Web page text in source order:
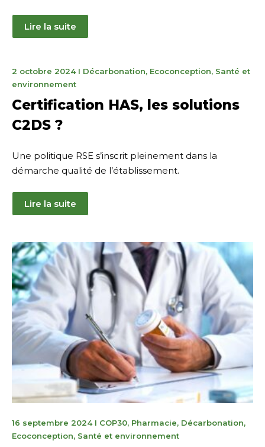
Lire la suite
2 octobre 202411
juin
2025
I Décarbonation, Ecoconception, Santé et
environnement
Certification HAS, les solutions
C2DS ?
Une politique RSE s’inscrit pleinement dans la
démarche qualité de l’établissement.
Lire la suite
16 septembre 202411
novembre
I COP30, Pharmacie, Décarbonation,
Ecoconception, Santé et environnement